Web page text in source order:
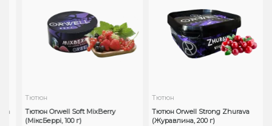
Тютюн
Тютюн Orwell Soft MixBerry
(МіксБеррі, 100 г)
Тютюн
Тютюн Orwell Strong Zhurava
(Журавлина, 200 г)